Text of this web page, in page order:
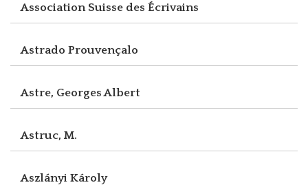
Association Suisse des Écrivains
Astrado Prouvençalo
Astre, Georges Albert
Astruc, M.
Aszlányi Károly